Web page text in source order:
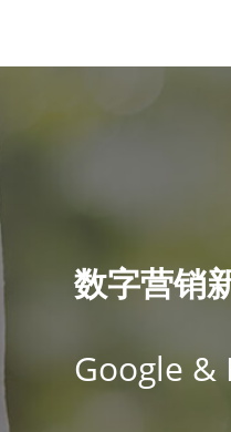
数字营销
Google &